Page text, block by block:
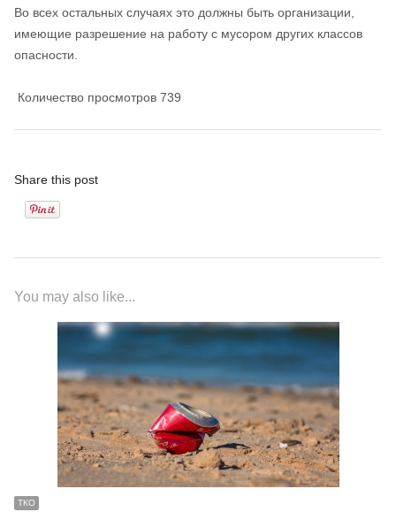
Во всех остальных случаях это должны быть организации,
имеющие разрешение на работу с мусором других классов
опасности.
Количество просмотров 739
Share this post
You may also like...
ТКО